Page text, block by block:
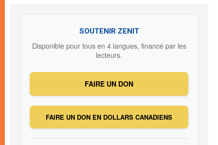
SOUTENIR ZENIT
Disponible pour tous en 4 langues, financé par les
lecteurs.
FAIRE UN DON
FAIRE UN DON EN DOLLARS CANADIENS